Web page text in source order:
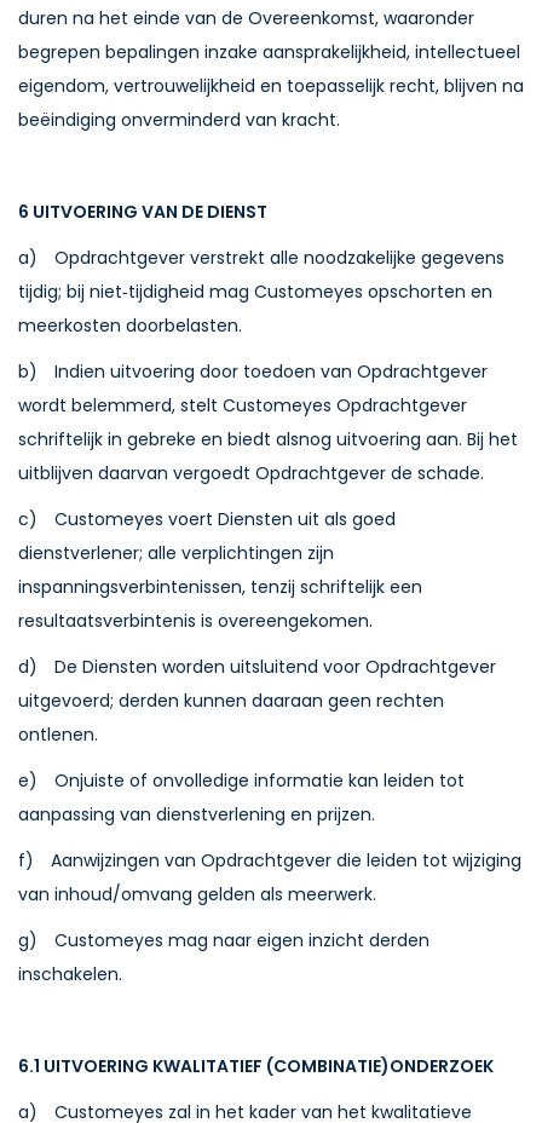
duren na het einde van de Overeenkomst, waaronder
begrepen bepalingen inzake aansprakelijkheid, intellectueel
eigendom, vertrouwelijkheid en toepasselijk recht, blijven na
beëindiging onverminderd van kracht.
6 UITVOERING VAN DE DIENST
a) Opdrachtgever verstrekt alle noodzakelijke gegevens
tijdig; bij niet‑tijdigheid mag Customeyes opschorten en
meerkosten doorbelasten.
b) Indien uitvoering door toedoen van Opdrachtgever
wordt belemmerd, stelt Customeyes Opdrachtgever
schriftelijk in gebreke en biedt alsnog uitvoering aan. Bij het
uitblijven daarvan vergoedt Opdrachtgever de schade.
c) Customeyes voert Diensten uit als goed
dienstverlener; alle verplichtingen zijn
inspanningsverbintenissen, tenzij schriftelijk een
resultaatsverbintenis is overeengekomen.
d) De Diensten worden uitsluitend voor Opdrachtgever
uitgevoerd; derden kunnen daaraan geen rechten
ontlenen.
e) Onjuiste of onvolledige informatie kan leiden tot
aanpassing van dienstverlening en prijzen.
f) Aanwijzingen van Opdrachtgever die leiden tot wijziging
van inhoud/omvang gelden als meerwerk.
g) Customeyes mag naar eigen inzicht derden
inschakelen.
6.1 UITVOERING KWALITATIEF (COMBINATIE)ONDERZOEK
a) Customeyes zal in het kader van het kwalitatieve